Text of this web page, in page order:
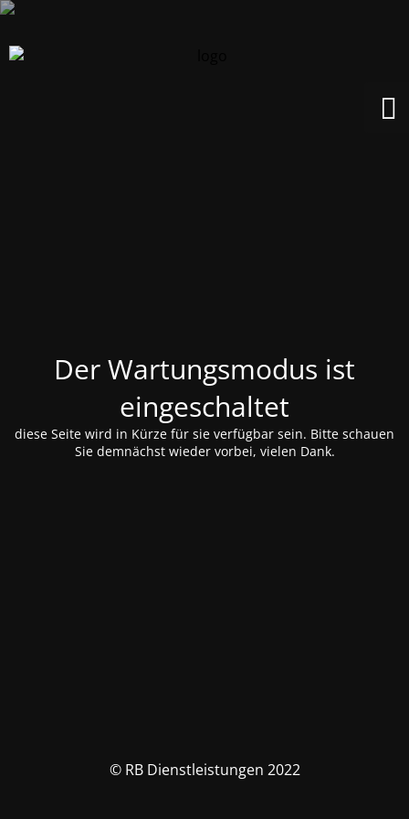
Der Wartungsmodus ist
eingeschaltet
diese Seite wird in Kürze für sie verfügbar sein. Bitte schauen
Sie demnächst wieder vorbei, vielen Dank.
© RB Dienstleistungen 2022